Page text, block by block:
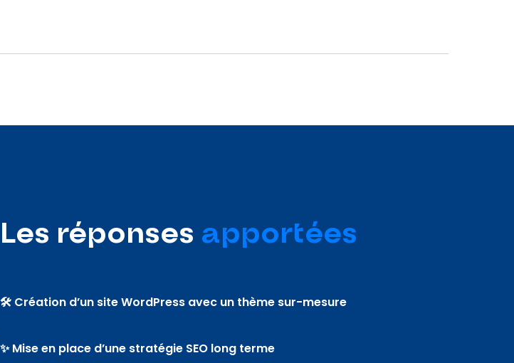
Les réponses apportées
🛠️ Création d’un site WordPress avec un thème sur-mesure
✨ Mise en place d’une stratégie SEO long terme